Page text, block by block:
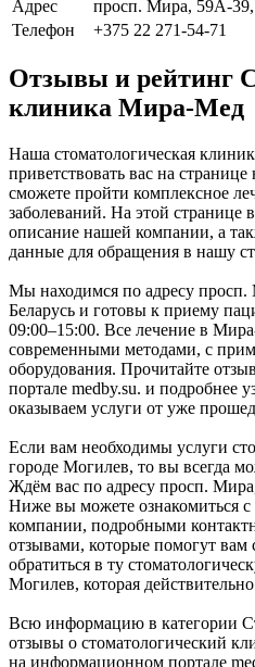
Адрес
просп. Мира, 59А-
Телефон
+375 22 271-54-71
Отзывы и рейтинг
клиника Мира-Мед
Наша стоматологическая
приветствовать вас на
сможете пройти комплексное
заболеваний. На этой странице
описание нашей компании, а
данные для обращения в нашу
Мы находимся по адресу
Беларусь и готовы к приему
09:00–15:00. Все лечение в
современными методами, с
оборудования. Прочитайте
портале medby.su. и подробнее
оказываем услуги от уже
Если вам необходимы услуги
городе Могилев, то вы всегда
Ждём вас по адресу просп.
Ниже вы можете ознакомиться
компании, подробными
отзывами, которые помогут
обратиться в ту
Могилев, которая
Всю информацию в категории
отзывы о стоматологический
на информационном портале